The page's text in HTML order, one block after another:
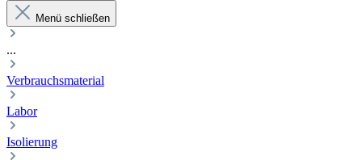
Menü schließen
...
Verbrauchsmaterial
Labor
Isolierung